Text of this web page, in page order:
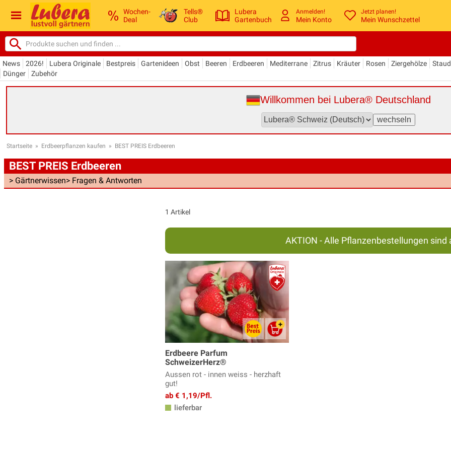
Wochen-
Deal
Tells®
Club
Lubera
Gartenbuch
Anmelden!
Mein Konto
Jetzt planen!
Mein Wunschzettel
News 2026! Lubera Originale Bestpreis Gartenideen Obst Beeren Erdbeeren Mediterrane Zitrus Kräuter Rosen Ziergehölze
Dünger
Zubehör
Willkommen bei Lubera® Deutschland
Startseite » Erdbeerpflanzen kaufen » BEST PREIS Erdbeeren
BEST PREIS Erdbeeren
> Gärtnerwissen> Fragen & Antworten
1 Artikel
AKTION - Alle Pflanzenbestellungen
Erdbeere Parfum
SchweizerHerz®
Aussen rot - innen weiss - herzhaft
gut!
ab € 1,19/Pfl.
lieferbar